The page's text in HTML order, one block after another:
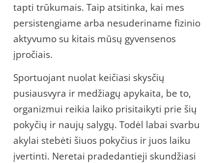
tapti trūkumais. Taip atsitinka, kai mes
persistengiame arba nesuderiname fizinio
aktyvumo su kitais mūsų gyvensenos
įpročiais.
Sportuojant nuolat keičiasi skysčių
pusiausvyra ir medžiagų apykaita, be to,
organizmui reikia laiko prisitaikyti prie šių
pokyčių ir naujų salygų. Todėl labai svarbu
akylai stebėti šiuos pokyčius ir juos laiku
įvertinti. Neretai pradedantieji skundžiasi